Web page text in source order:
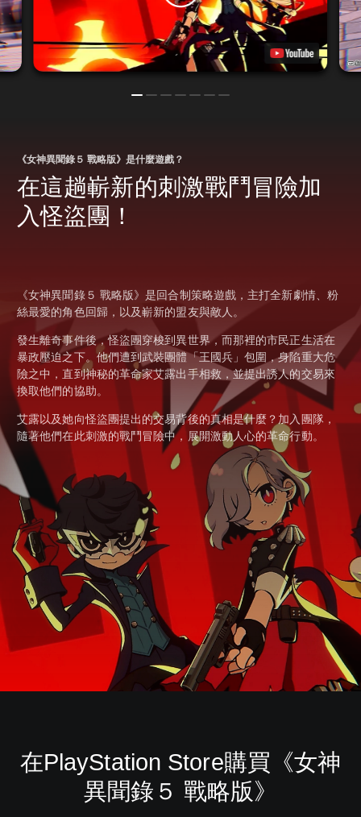
《女神異聞錄５ 戰略版》是什麼遊戲？
在這趟嶄新的刺激戰鬥冒險加
入怪盜團！
《女神異聞錄５ 戰略版》是回合制策略遊戲，主打全新劇情、粉
絲最愛的角色回歸，以及嶄新的盟友與敵人。
發生離奇事件後，怪盜團穿梭到異世界，而那裡的市民正生活在
暴政壓迫之下。他們遭到武裝團體「王國兵」包圍，身陷重大危
險之中，直到神秘的革命家艾露出手相救，並提出誘人的交易來
換取他們的協助。
艾露以及她向怪盜團提出的交易背後的真相是什麼？加入團隊，
隨著他們在此刺激的戰鬥冒險中，展開激動人心的革命行動。
在PlayStation Store購買《女神
異聞錄５ 戰略版》